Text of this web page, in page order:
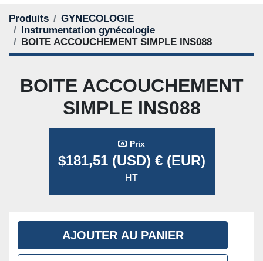
Produits
GYNECOLOGIE
Instrumentation gynécologie
BOITE ACCOUCHEMENT SIMPLE INS088
BOITE ACCOUCHEMENT
SIMPLE INS088
Prix
$181,51 (USD) € (EUR)
HT
AJOUTER AU PANIER